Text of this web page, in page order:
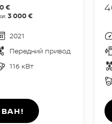
€
3 000 €
2021
Передний привод
116 кВт